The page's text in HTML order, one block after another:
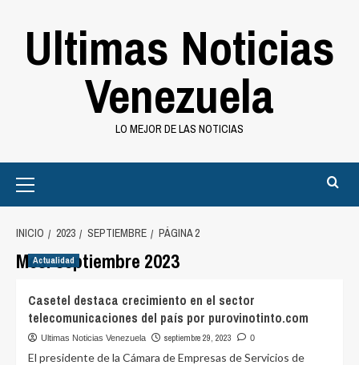
Ultimas Noticias
Venezuela
LO MEJOR DE LAS NOTICIAS
Menu
INICIO 2023 SEPTIEMBRE PÁGINA 2
Mes:septiembre 2023
Actualidad
Casetel destaca crecimiento en el sector
telecomunicaciones del país por purovinotinto.com
Ultimas Noticias Venezuela septiembre 29, 2023 0
El presidente de la Cámara de Empresas de Servicios de